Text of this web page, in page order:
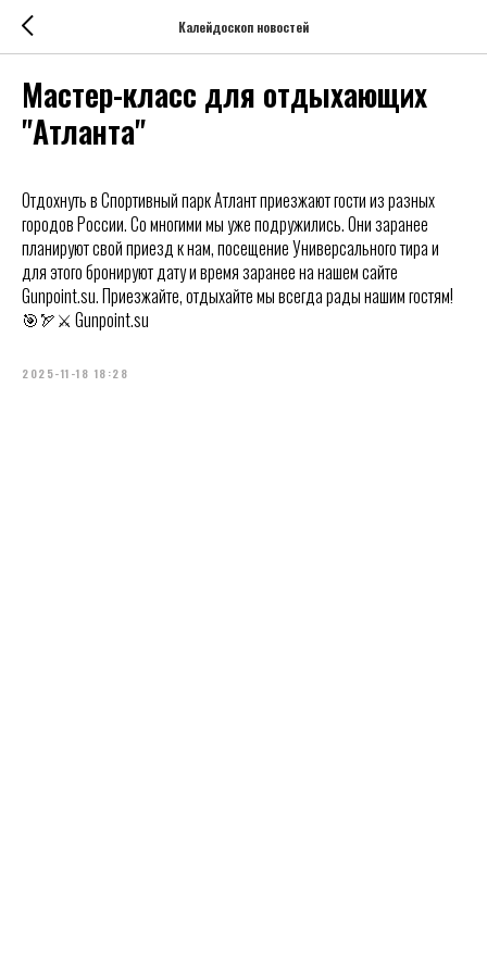
Калейдоскоп новостей
Мастер-класс для отдыхающих
"Атланта"
Отдохнуть в Спортивный парк Атлант приезжают гости из разных
городов России. Со многими мы уже подружились. Они заранее
планируют свой приезд к нам, посещение Универсального тира и
для этого бронируют дату и время заранее на нашем сайте
Gunpoint.su. Приезжайте, отдыхайте мы всегда рады нашим гостям!
🎯🏹⚔️ Gunpoint.su
2025-11-18 18:28